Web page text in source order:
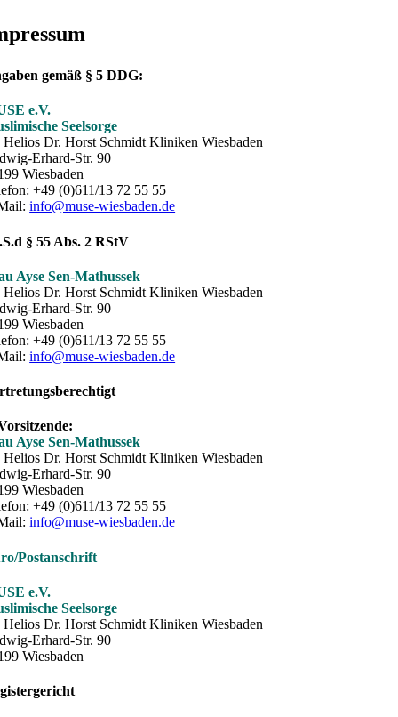
gemäß § 5 DDG:
e.V.
Seelsorge
Helios Dr. Horst Schmidt Kliniken Wiesbaden
Erhard-Str. 90
Wiesbaden
+49 (0)611/13 72 55 55
info@muse-wiesbaden.de
§ 55 Abs. 2 RStV
Ayse Sen-Mathussek
Helios Dr. Horst Schmidt Kliniken Wiesbaden
Erhard-Str. 90
Wiesbaden
+49 (0)611/13 72 55 55
info@muse-wiesbaden.de
Ayse Sen-Mathussek
Helios Dr. Horst Schmidt Kliniken Wiesbaden
Erhard-Str. 90
Wiesbaden
+49 (0)611/13 72 55 55
info@muse-wiesbaden.de
Postanschrift
e.V.
Seelsorge
Helios Dr. Horst Schmidt Kliniken Wiesbaden
Erhard-Str. 90
Wiesbaden